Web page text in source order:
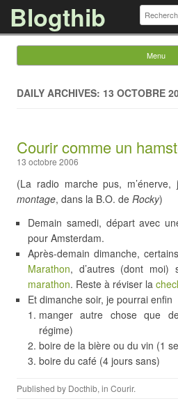
Blogthib
Menu
DAILY ARCHIVES: 13 OCTOBRE
Courir comme un
13 octobre 2006
(La radio marche pus, m’énerve,
montage, dans la B.O. de Rocky)
Demain samedi, départ avec
pour Amsterdam.
Après-demain dimanche,
Marathon, d’autres (dont moi)
marathon. Reste à réviser la
Et dimanche soir, je pourrai enfin
manger autre chose que
régime)
boire de la bière ou du vin (1
boire du café (4 jours sans)
Published by Docthib, in Courir.